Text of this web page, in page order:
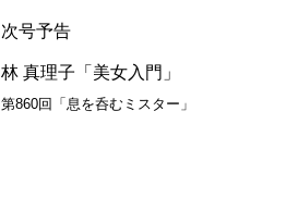
次号予告
林 真理子「美女入門」
第860回「息を呑むミスター」